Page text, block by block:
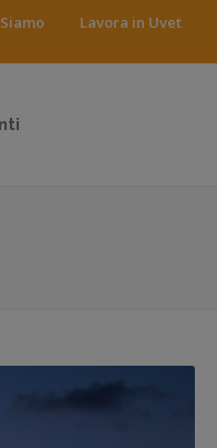
Lavora in Uvet